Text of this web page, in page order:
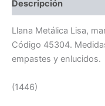
Descripción
Llana Metálica Lisa,
Código 45304.
empastes y enlucidos.
(1446)